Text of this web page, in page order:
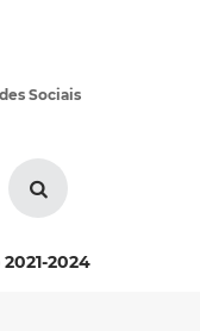
Sociais
2024